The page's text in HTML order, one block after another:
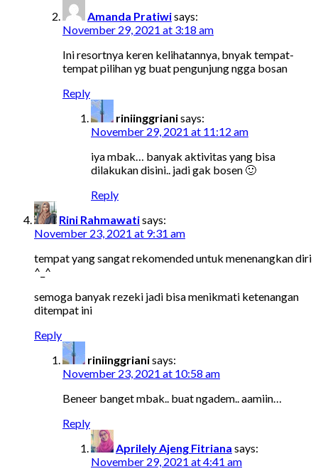
Amanda Pratiwisays:
November 29, 2021 at 3:18 am
Ini resortnya keren kelihatannya, bnyak tempat-
tempat pilihan yg buat pengunjung ngga bosan
Reply
riniinggrianisays:
November 29, 2021 at 11:12 am
iya mbak… banyak aktivitas yang bisa
dilakukan disini.. jadi gak bosen 🙂
Reply
Rini Rahmawatisays:
November 23, 2021 at 9:31 am
tempat yang sangat rekomended untuk menenangkan diri
^_^
semoga banyak rezeki jadi bisa menikmati ketenangan
ditempat ini
Reply
riniinggrianisays:
November 23, 2021 at 10:58 am
Beneer banget mbak.. buat ngadem.. aamiin…
Reply
Aprilely Ajeng Fitriana says:
November 29, 2021 at 4:41 am